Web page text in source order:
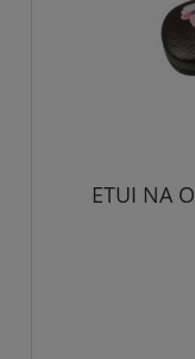
ETUI NA